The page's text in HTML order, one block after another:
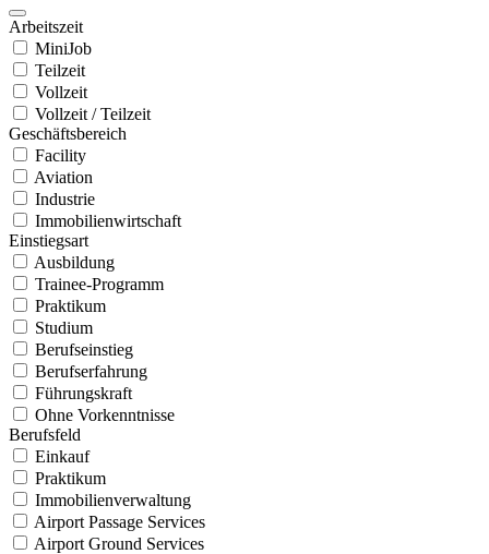
Arbeitszeit
MiniJob
Teilzeit
Vollzeit
Vollzeit / Teilzeit
Geschäftsbereich
Facility
Aviation
Industrie
Immobilienwirtschaft
Einstiegsart
Ausbildung
Trainee-Programm
Praktikum
Studium
Berufseinstieg
Berufserfahrung
Führungskraft
Ohne Vorkenntnisse
Berufsfeld
Einkauf
Praktikum
Immobilienverwaltung
Airport Passage Services
Airport Ground Services